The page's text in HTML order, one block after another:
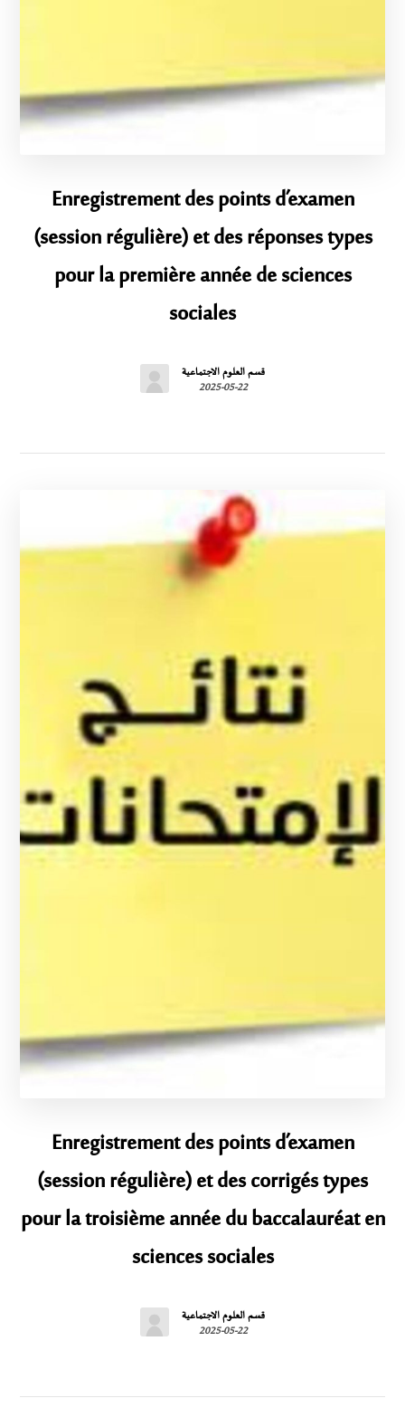
Enregistrement des points d’examen
(session régulière) et des réponses types
pour la première année de sciences
sociales
قسم العلوم الاجتماعية
2025-05-22
Enregistrement des points d’examen
(session régulière) et des corrigés types
pour la troisième année du baccalauréat en
sciences sociales
قسم العلوم الاجتماعية
2025-05-22